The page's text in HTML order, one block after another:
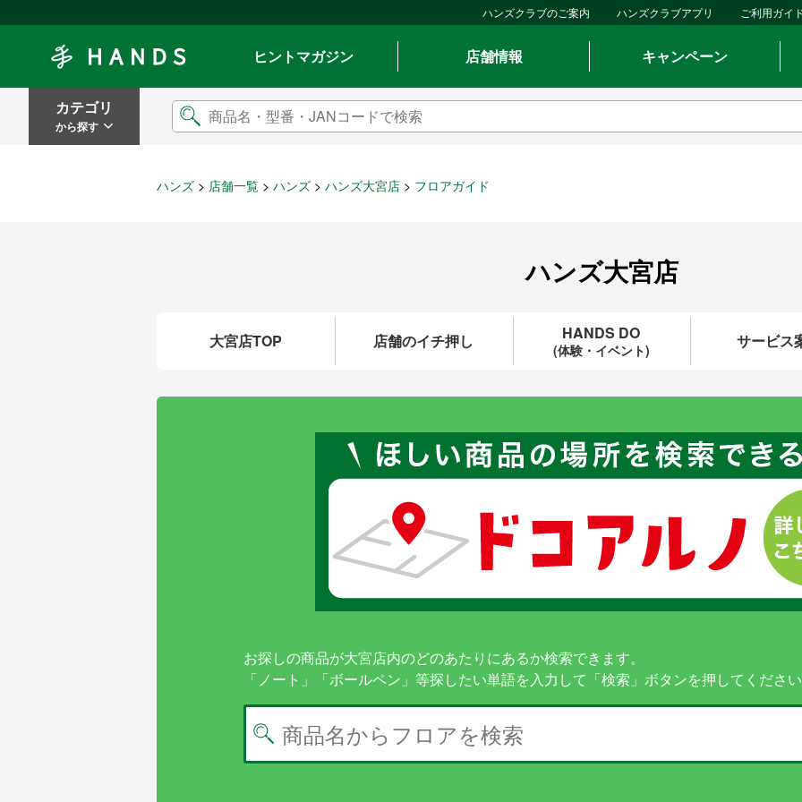
ハンズクラブのご案内 ハンズクラブアプリ ご利用ガイ
ヒントマガジン
店舗情報 キャンペーン
カテゴリ
から探す
ハンズ 店舗一覧 ハンズ ハンズ大宮店 フロアガイド
ハンズ大宮店
大宮店TOP 店舗のイチ押し HANDS DO
(体験・イベント) サービス
お探しの商品が大宮店内のどのあたりにあるか検索できます。
「ノート」「ボールペン」等探したい単語を入力して「検索」ボタンを押してください